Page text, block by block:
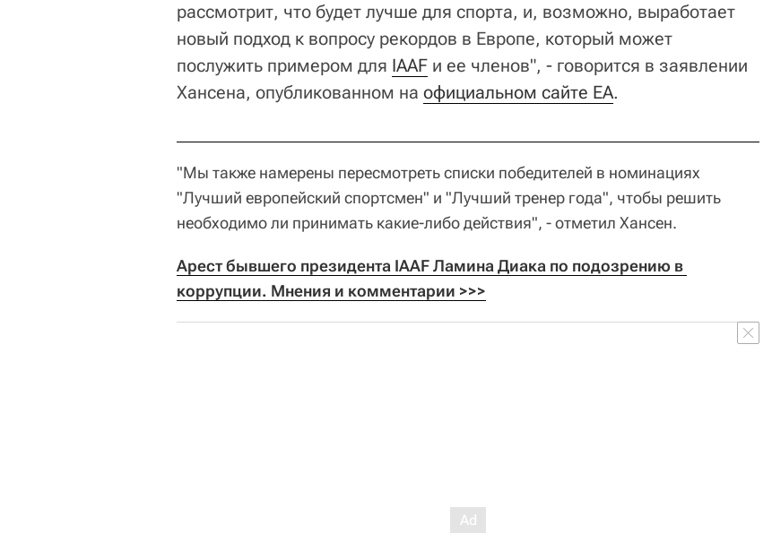
рассмотрит, что будет лучше для спорта, и, возможно, выработает
новый подход к вопросу рекордов в Европе, который может
послужить примером для IAAF и ее членов", - говорится в заявлении
Хансена, опубликованном на официальном сайте EA.
"Мы также намерены пересмотреть списки победителей в номинациях
"Лучший европейский спортсмен" и "Лучший тренер года", чтобы решить
необходимо ли принимать какие-либо действия", - отметил Хансен.
Арест бывшего президента IAAF Ламина Диака по подозрению в
коррупции. Мнения и комментарии >>>